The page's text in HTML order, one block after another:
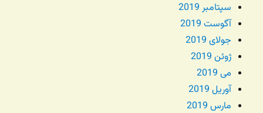
سپتامبر 2019
آگوست 2019
جولای 2019
ژوئن 2019
می 2019
آوریل 2019
مارس 2019